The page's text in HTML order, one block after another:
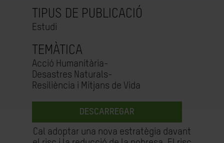
TIPUS DE PUBLICACIÓ
Estudi
TEMÀTICA
Acció Humanitària-
Desastres Naturals-
Resiliència i Mitjans de Vida
DESCARREGAR
Cal adoptar una nova estratègia davant